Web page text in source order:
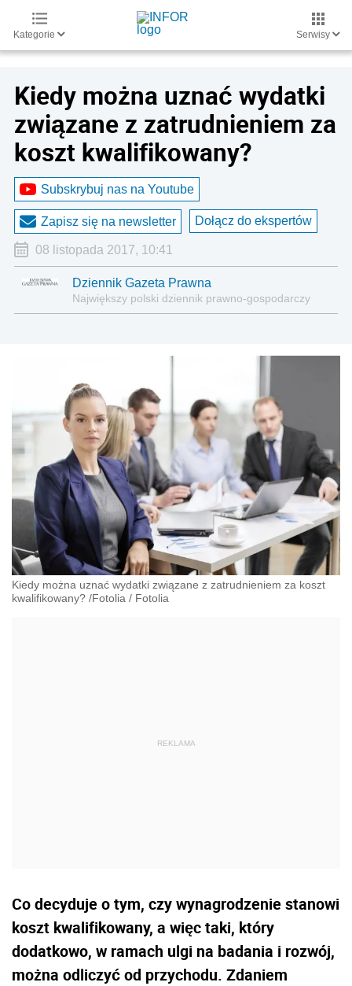
Kategorie Serwisy
Kiedy można uznać wydatki
związane z zatrudnieniem za
koszt kwalifikowany?
Subskrybuj nas na Youtube
Zapisz się na newsletter Dołącz do ekspertów
08 listopada 2017, 10:41
Dziennik Gazeta Prawna
Największy polski dziennik prawno-gospodarczy
Kiedy można uznać wydatki związane z zatrudnieniem za koszt
kwalifikowany? /Fotolia / Fotolia
Co decyduje o tym, czy wynagrodzenie stanowi
koszt kwalifikowany, a więc taki, który
dodatkowo, w ramach ulgi na badania i rozwój,
można odliczyć od przychodu. Zdaniem